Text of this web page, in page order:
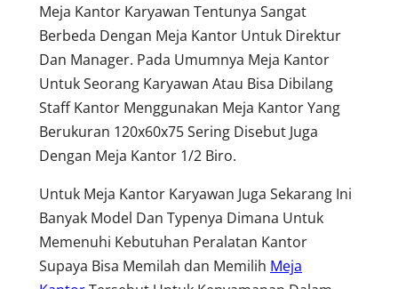
Meja Kantor Karyawan Tentunya Sangat
Berbeda Dengan Meja Kantor Untuk Direktur
Dan Manager. Pada Umumnya Meja Kantor
Untuk Seorang Karyawan Atau Bisa Dibilang
Staff Kantor Menggunakan Meja Kantor Yang
Berukuran 120x60x75 Sering Disebut Juga
Dengan Meja Kantor 1/2 Biro.
Untuk Meja Kantor Karyawan Juga Sekarang Ini
Banyak Model Dan Typenya Dimana Untuk
Memenuhi Kebutuhan Peralatan Kantor
Supaya Bisa Memilah dan Memilih Meja